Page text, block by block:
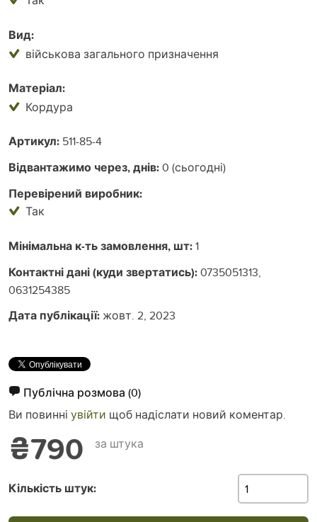
Вид:
військова загального призначення
Матеріал:
Кордура
Артикул: 511-85-4
Відвантажимо через, днів:0 (сьогодні)
Перевірений виробник:
Так
Мінімальна к-ть замовлення, шт:1
Контактні дані (куди звертатись):0735051313,
0631254385
Дата публікації: жовт. 2, 2023
Публічна розмова (0)
Ви повинні увійти щоб надіслати новий коментар.
₴790 за штука
Кількість штук: